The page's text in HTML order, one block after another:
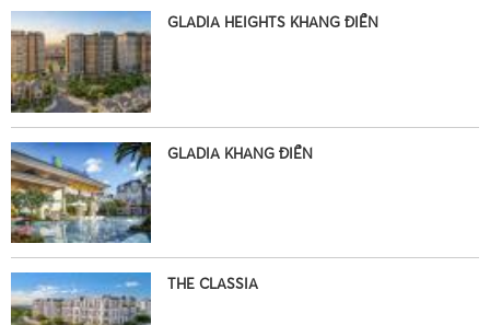
•
GLADIA HEIGHTS KHANG ĐIỀN
GLADIA KHANG ĐIỀN
THE CLASSIA